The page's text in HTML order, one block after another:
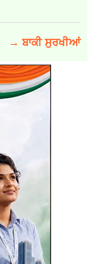
→ ਬਾਕੀ ਸੁਰਖੀਆਂ